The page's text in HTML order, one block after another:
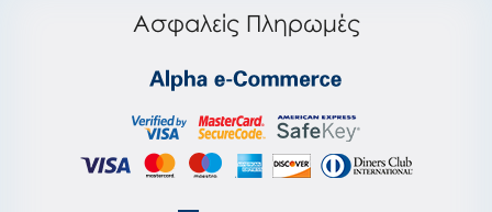
Ασφαλείς Πληρωμές